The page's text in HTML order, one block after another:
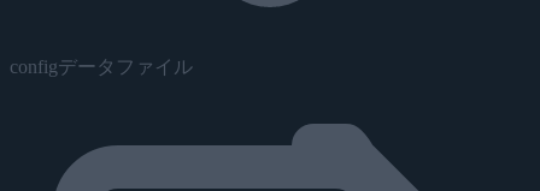
configデータファイル